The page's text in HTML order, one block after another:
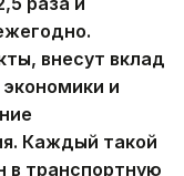
внесут вклад
и
Каждый такой
в транспортную